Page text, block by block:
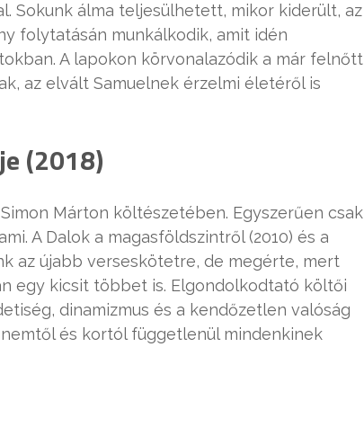
Sokunk álma teljesülhetett, mikor kiderült, az
folytatásán munkálkodik, amit idén
A lapokon körvonalazódik a már felnőtt
az elvált Samuelnek érzelmi életéről is
(2018)
Márton költészetében. Egyszerűen csak
A Dalok a magasföldszintről (2010) és a
az újabb verseskötetre, de megérte, mert
egy kicsit többet is. Elgondolkodtató költői
dinamizmus és a kendőzetlen valóság
és kortól függetlenül mindenkinek